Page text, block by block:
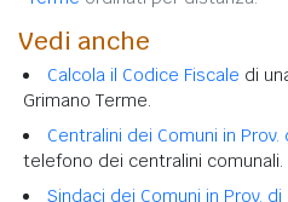
Vedi anche
Calcola il Codice Fiscale di
Grimano Terme.
Centralini dei Comuni in
telefono dei centralini comunali.
Sindaci dei Comuni in Prov.